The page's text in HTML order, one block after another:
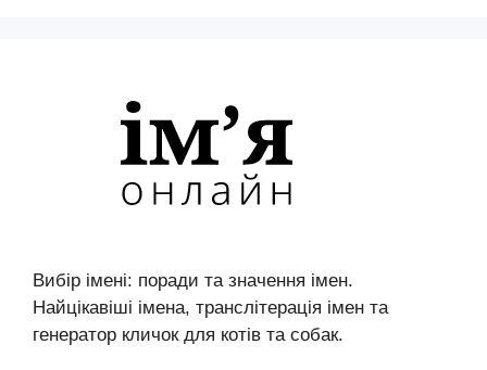
Вибір імені: поради та значення імен.
Найцікавіші імена, транслітерація імен та
генератор кличок для котів та собак.